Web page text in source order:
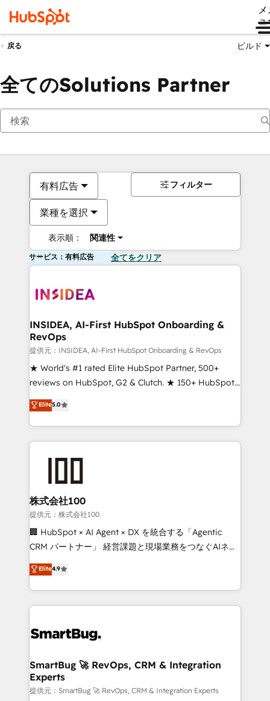
ュ
戻る ビルド
全てのSolutions Partner
有料広告
業種を選択
表示順： 関連性
フィルター
サービス：有料広告 全てをクリア
INSIDEA, AI-First HubSpot Onboarding &
RevOps
提供元：INSIDEA, AI-First HubSpot Onboarding & RevOps
★ World's #1 rated Elite HubSpot Partner, 500+
reviews on HubSpot, G2 & Clutch. ★ 150+ HubSpot
Certified Experts & Trainers across the team ★
1,500+ implementations across five continents ★ AI-
First, RevOps-led, Onboarding obsessed ★
Company of the Year 2024/25 INSIDEA helps
and build AI-powered workflows that drive adoption
from week one, in your time zone. What we do ➤
Onboarding: Live in weeks, with workflows built
around your business, not a template. ➤ Migration:
Move from any legacy CRM. Zero downtime, full data
run your revenue process. Sales, marketing, and
service wired together. ➤ AI and Integrations: Layer
tune-ups, feature rollouts, adoption coaching. Buying
HubSpot, switching to it, or reviving a stale portal?
We are built for the work.
Elite5.0
株式会社100
提供元：株式会社100
🏢 HubSpot × AI Agent × DX を統合する「Agentic
CRM パートナー」 経営課題と現場業務をつなぐAIネイ
ティブ・エージェンシーとして、HubSpot Eliteの実装
力で顧客フロント業務を再設計します。 💡 100inc は何
をする会社か？ HubSpotを共通基盤に、AIエージェン
トを組み込んだ顧客フロント業務（マーケティング・営
ィブ・エージェンシーです。事業部・グループ会社・部
を、CRMを軸とした全社共通基盤に再構築します。意
思決定者・PMO・現場担当者に並走します。 1️⃣
HubSpot導入・活用支援 顧客データの一元化から、
Elite4.9
SmartBug 🚀 RevOps, CRM & Integration
Experts
提供元：SmartBug 🚀 RevOps, CRM & Integration Experts